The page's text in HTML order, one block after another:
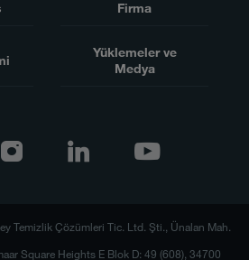
Firma
Yüklemeler ve
Medya
Temizlik Çözümleri Tic. Ltd. Şti., Ünalan Mah.
Square Heights E Blok D: 49 (608), 34700